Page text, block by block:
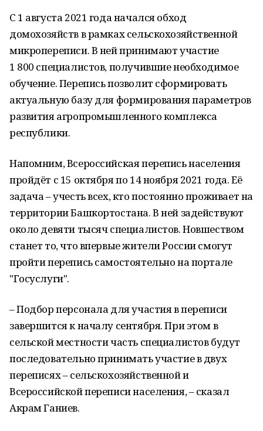
С 1 августа 2021 года начался обход
домохозяйств в рамках сельскохозяйственной
микропереписи. В ней принимают участие
1 800 специалистов, получившие необходимое
обучение. Перепись позволит сформировать
актуальную базу для формирования параметров
развития агропромышленного комплекса
республики.
Напомним, Всероссийская перепись населения
пройдёт с 15 октября по 14 ноября 2021 года. Её
задача – учесть всех, кто постоянно проживает на
территории Башкортостана. В ней задействуют
около девяти тысяч специалистов. Новшеством
станет то, что впервые жители России смогут
пройти перепись самостоятельно на портале
"Госуслуги".
– Подбор персонала для участия в переписи
завершится к началу сентября. При этом в
сельской местности часть специалистов будут
последовательно принимать участие в двух
переписях – сельскохозяйственной и
Всероссийской переписи населения, – сказал
Акрам Ганиев.